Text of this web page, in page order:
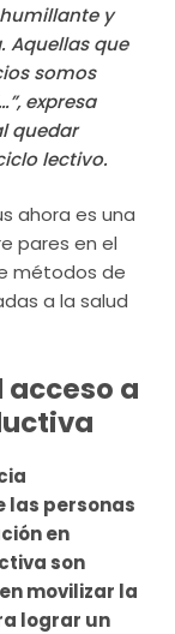
y
Aquellas que
somos
expresa
quedar
lectivo.
ahora es una
pares en el
métodos de
a la salud
acceso a
las personas
en
son
movilizar la
lograr un